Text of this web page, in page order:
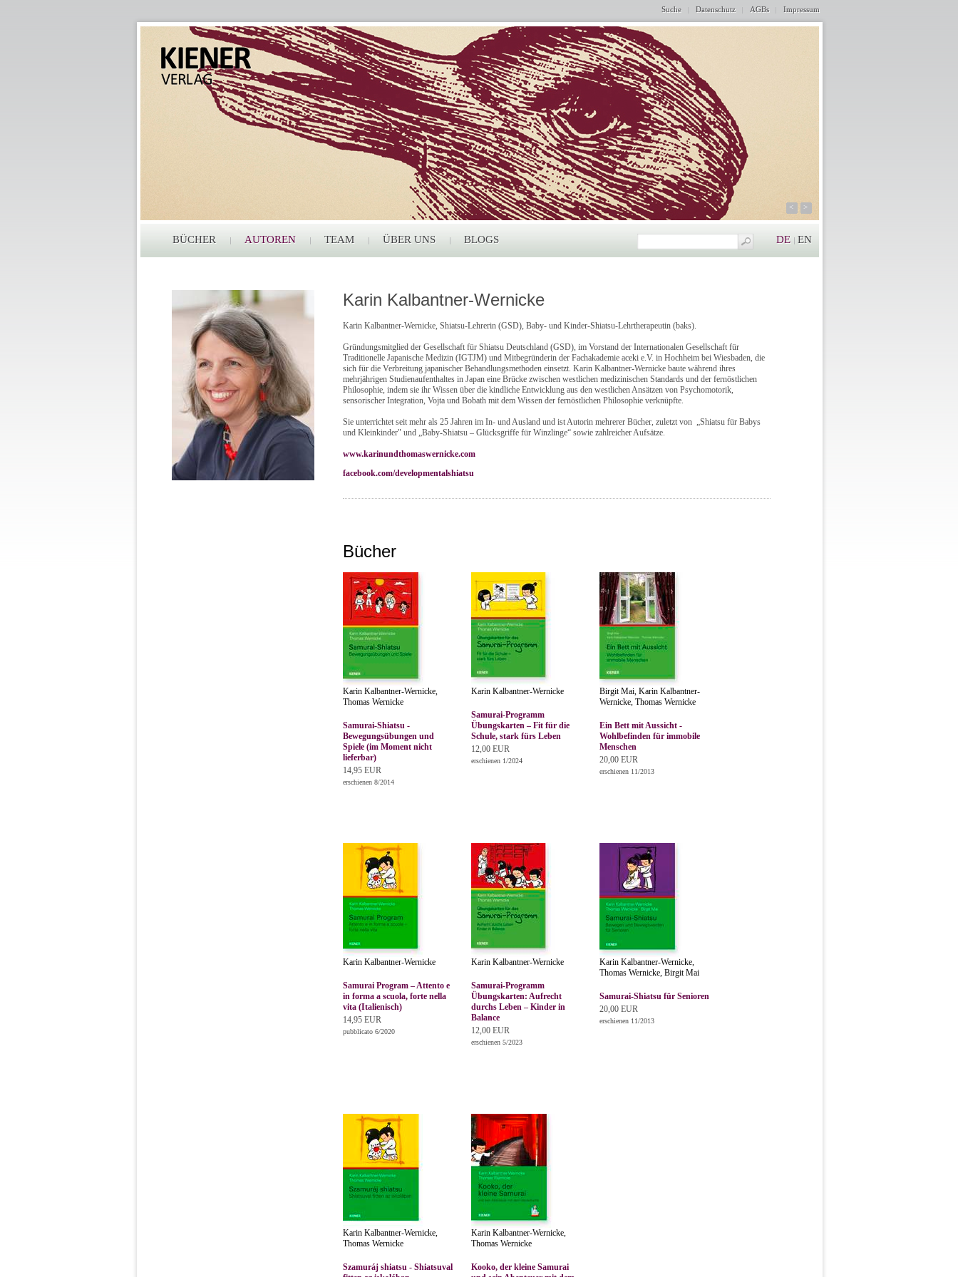
Suche Datenschutz AGBs Impressum
< >
BÜCHER AUTOREN TEAM ÜBER UNS BLOGS DE EN
Karin Kalbantner-Wernicke
Karin Kalbantner-Wernicke, Shiatsu-Lehrerin (GSD), Baby- und Kinder-Shiatsu-Lehrtherapeutin (baks).
Gründungsmitglied der Gesellschaft für Shiatsu Deutschland (GSD), im Vorstand der Internationalen Gesellschaft für
Traditionelle Japanische Medizin (IGTJM) und Mitbegründerin der Fachakademie aceki e.V. in Hochheim bei Wiesbaden, die
sich für die Verbreitung japanischer Behandlungsmethoden einsetzt. Karin Kalbantner-Wernicke baute während ihres
mehrjährigen Studienaufenthaltes in Japan eine Brücke zwischen westlichen medizinischen Standards und der fernöstlichen
Philosophie, indem sie ihr Wissen über die kindliche Entwicklung aus den westlichen Ansätzen von Psychomotorik,
sensorischer Integration, Vojta und Bobath mit dem Wissen der fernöstlichen Philosophie verknüpfte.
Sie unterrichtet seit mehr als 25 Jahren im In- und Ausland und ist Autorin mehrerer Bücher, zuletzt von „Shiatsu für Babys
und Kleinkinder" und „Baby-Shiatsu – Glücksgriffe für Winzlinge“ sowie zahlreicher Aufsätze.
www.karinundthomaswernicke.com
facebook.com/developmentalshiatsu
Bücher
Karin Kalbantner-Wernicke,
Thomas Wernicke
Samurai-Shiatsu -
Bewegungsübungen und
Spiele (im Moment nicht
lieferbar)
14,95 EUR
erschienen 8/2014
Karin Kalbantner-Wernicke
Samurai-Programm
Übungskarten – Fit für die
Schule, stark fürs Leben
12,00 EUR
erschienen 1/2024
Birgit Mai, Karin Kalbantner-
Wernicke, Thomas Wernicke
Ein Bett mit Aussicht -
Wohlbefinden für immobile
Menschen
20,00 EUR
erschienen 11/2013
Karin Kalbantner-Wernicke
Samurai Program – Attento e
in forma a scuola, forte nella
vita (Italienisch)
14,95 EUR
pubblicato 6/2020
Karin Kalbantner-Wernicke
Samurai-Programm
Übungskarten: Aufrecht
durchs Leben – Kinder in
Balance
12,00 EUR
erschienen 5/2023
Karin Kalbantner-Wernicke,
Thomas Wernicke, Birgit Mai
Samurai-Shiatsu für Senioren
20,00 EUR
erschienen 11/2013
Karin Kalbantner-Wernicke,
Thomas Wernicke
Szamuráj shiatsu - Shiatsuval
Karin Kalbantner-Wernicke,
Thomas Wernicke
Kooko, der kleine Samurai